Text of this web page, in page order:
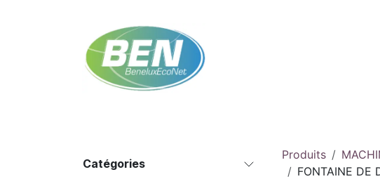
Catégories
Produits
FONTAINE DE